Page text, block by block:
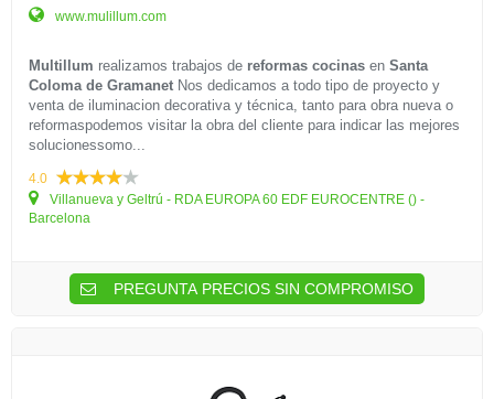
www.mulillum.com
Multillum realizamos trabajos de reformas cocinas en Santa
Coloma de Gramanet Nos dedicamos a todo tipo de proyecto y
venta de iluminacion decorativa y técnica, tanto para obra nueva o
reformaspodemos visitar la obra del cliente para indicar las mejores
solucionessomo...
4.0
Villanueva y Geltrú - RDA EUROPA 60 EDF EUROCENTRE () -
Barcelona
PREGUNTA PRECIOS SIN COMPROMISO